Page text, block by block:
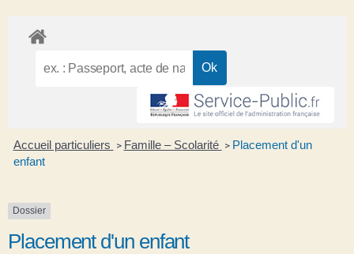
Accueil particuliers > Famille – Scolarité > Placement d'un
enfant
Dossier
Placement d'un enfant